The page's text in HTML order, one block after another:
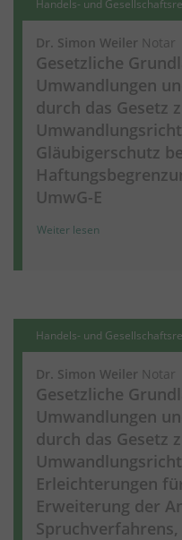
Handels- und
Dr. Simon Weiler Notar
Gesetzliche
Umwandlungen
durch das Gesetz
Gläubigerschutz
UmwG-E
Weiter lesen
Handels- und
Dr. Simon Weiler Notar
Gesetzliche
Umwandlungen
durch das Gesetz
Erleichterungen
Erweiterung der
Spruchverfahrens,